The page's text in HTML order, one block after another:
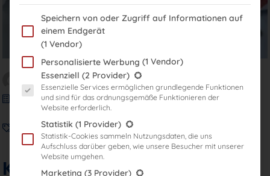
Verfasst vonProf. Dr. Wolfgang Kessler
Zu weiteren Blogbeiträgen
MBA International Taxation
, Universität Freiburg
Weiterbildungsstudiengang
Karriere im Steuerrecht
Im Folgenden finden Sie eine Liste der Zwecke des IAB
Speichern von oder Zugriff auf Informationen auf
einem Endgerät
(1 Vendor)
Personalisierte Werbung (1 Vendor)
Es folgt eine Liste der Service-Gruppen, für die eine Einwilligung
Essenziell (2 Provider)
Essenzielle Services ermöglichen grundlegende Funktionen
und sind für das ordnungsgemäße Funktionieren der
Website erforderlich.
Statistik (1 Provider)
Statistik-Cookies sammeln Nutzungsdaten, die uns
Aufschluss darüber geben, wie unsere Besucher mit unserer
Website umgehen.
Marketing (3 Provider)